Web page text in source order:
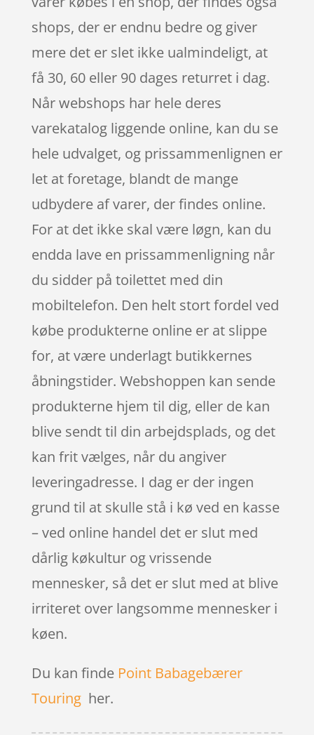
shops, der er endnu bedre og giver
mere det er slet ikke ualmindeligt, at
få 30, 60 eller 90 dages returret i dag.
Når webshops har hele deres
varekatalog liggende online, kan du se
hele udvalget, og prissammenlignen er
let at foretage, blandt de mange
udbydere af varer, der findes online.
For at det ikke skal være løgn, kan du
endda lave en prissammenligning når
du sidder på toilettet med din
mobiltelefon. Den helt stort fordel ved
købe produkterne online er at slippe
for, at være underlagt butikkernes
åbningstider. Webshoppen kan sende
produkterne hjem til dig, eller de kan
blive sendt til din arbejdsplads, og det
kan frit vælges, når du angiver
leveringadresse. I dag er der ingen
grund til at skulle stå i kø ved en kasse
– ved online handel det er slut med
dårlig køkultur og vrissende
mennesker, så det er slut med at blive
irriteret over langsomme mennesker i
køen.
Du kan finde Point Babagebærer
Touringher.